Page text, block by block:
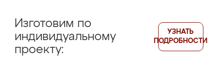
Изготовим по
индивидуальному
проекту:
УЗНАТЬ
ПОДРОБНОСТИ